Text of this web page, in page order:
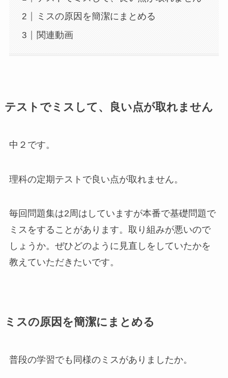
ミスの原因を簡潔にまとめる
関連動画
テストでミスして、良い点が取れません
中２です。
理科の定期テストで良い点が取れません。
毎回問題集は2周はしていますが本番で基礎問題で
ミスをすることがあります。取り組みが悪いので
しょうか。ぜひどのように見直しをしていたかを
教えていただきたいです。
ミスの原因を簡潔にまとめる
普段の学習でも同様のミスがありましたか。